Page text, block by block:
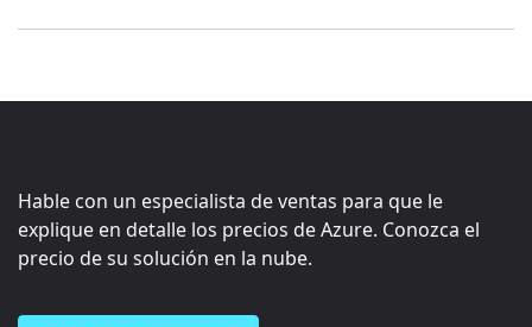
Hable con un especialista de ventas para que le
explique en detalle los precios de Azure. Conozca el
precio de su solución en la nube.